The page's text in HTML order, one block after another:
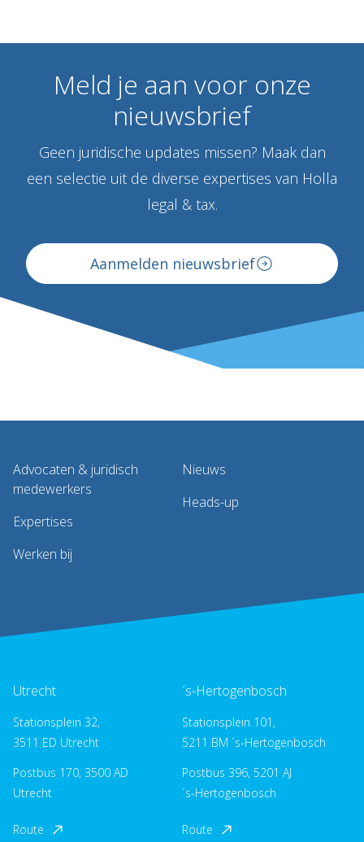
Meld je aan voor onze
nieuwsbrief
Geen juridische updates missen? Maak dan
een selectie uit de diverse expertises van Holla
legal & tax.
Aanmelden nieuwsbrief
Advocaten & juridisch
medewerkers
Expertises
Werken bij
Nieuws
Heads-up
Utrecht
Stationsplein 32,
3511 ED Utrecht
Postbus 170, 3500 AD
Utrecht
Route
´s-Hertogenbosch
Stationsplein 101,
5211 BM ´s-Hertogenbosch
Postbus 396, 5201 AJ
´s-Hertogenbosch
Route